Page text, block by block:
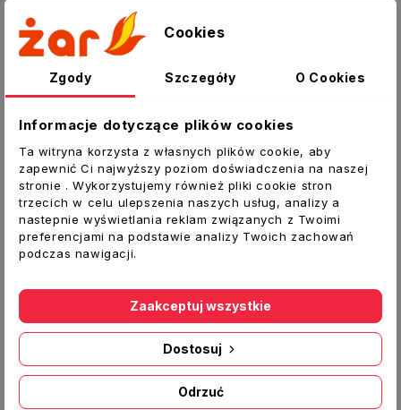
Szczegóły produktu
Załączniki
Kolano pionowe łącznikowe 100/204x60 mm
90°
Kolano pionowe 90°do połączenia kanałów
płaskich z kanałem okrągłym. Łatwy montaż bez
specjalistycznych narzędzi „na wcisk” nie
wymaga spoiwa np. w postaci kleju, lekka
konstrukcja, estetyczny wygląd.
Inne produkty w tej kategorii:
Cookies
Zgody Szczegóły O Cookies
Informacje dotyczące plików cookies
Ta witryna korzysta z własnych plików cookie, aby
zapewnić Ci najwyższy poziom doświadczenia na naszej
stronie . Wykorzystujemy również pliki cookie stron
trzecich w celu ulepszenia naszych usług, analizy a
nastepnie wyświetlania reklam związanych z Twoimi
preferencjami na podstawie analizy Twoich zachowań
podczas nawigacji.
Odrzuć
Dostosuj
Zaakceptuj wszystkie